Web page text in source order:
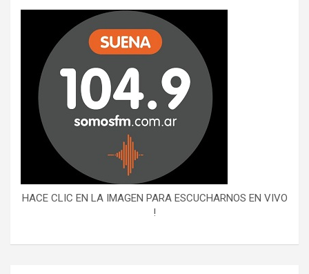
HACE CLIC EN LA IMAGEN PARA ESCUCHARNOS EN VIVO
!